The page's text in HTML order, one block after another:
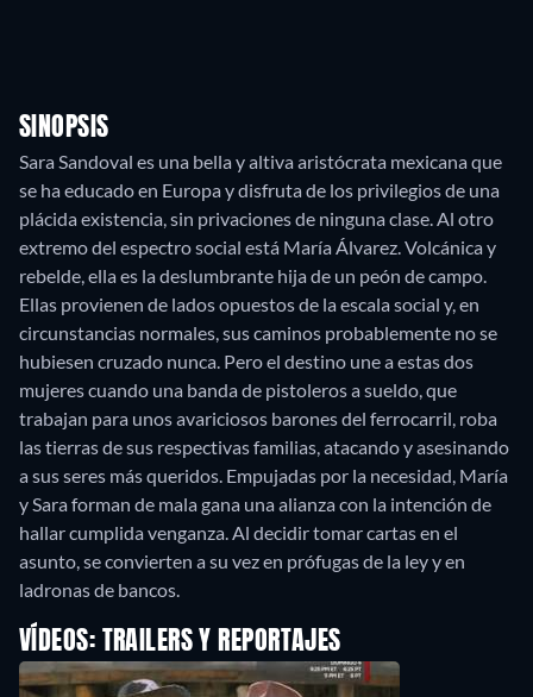
SINOPSIS
Sara Sandoval es una bella y altiva aristócrata mexicana que
se ha educado en Europa y disfruta de los privilegios de una
plácida existencia, sin privaciones de ninguna clase. Al otro
extremo del espectro social está María Álvarez. Volcánica y
rebelde, ella es la deslumbrante hija de un peón de campo.
Ellas provienen de lados opuestos de la escala social y, en
circunstancias normales, sus caminos probablemente no se
hubiesen cruzado nunca. Pero el destino une a estas dos
mujeres cuando una banda de pistoleros a sueldo, que
trabajan para unos avariciosos barones del ferrocarril, roba
las tierras de sus respectivas familias, atacando y asesinando
a sus seres más queridos. Empujadas por la necesidad, María
y Sara forman de mala gana una alianza con la intención de
hallar cumplida venganza. Al decidir tomar cartas en el
asunto, se convierten a su vez en prófugas de la ley y en
ladronas de bancos.
VÍDEOS: TRAILERS Y REPORTAJES